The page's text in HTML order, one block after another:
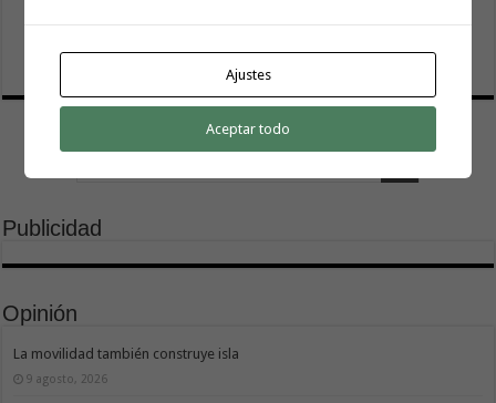
de La Rajita con la pavimentación de los aparcamientos
8 agosto, 2026
Publicidad
Opinión
La movilidad también construye isla
9 agosto, 2026
Ajustes
Aceptar todo